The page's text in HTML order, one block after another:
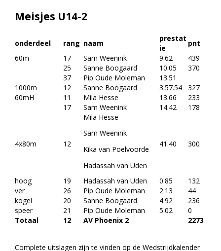
Meisjes U14-2
onderdeel rang naam
prestat
ie
pnt
60m
17 Sam Weenink 9.62
439
25
Sanne Boogaard 10.05
370
37
Pip Oude Moleman
13.51
1000m
12 Sanne Boogaard 3:57.54
327
60mH
11 Mila Hesse 13.66
233
17
Sam Weenink 14.42 178
4x80m 12
Mila Hesse
Sam Weenink
Kika van Poelvoorde
Hadassah van Uden
41.40 300
hoog 19 Hadassah van Uden 0.85
132
ver
26 Pip Oude Moleman 2.13
44
kogel
20 Sanne Boogaard 4.92
236
speer
21 Pip Oude Moleman 5.02
0
Totaal
12 AV Phoenix 2 2273
Complete uitslagen zijn te vinden op de Wedstrijdkalender